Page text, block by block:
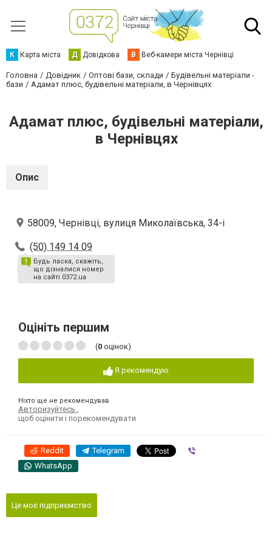
К Карта міста Д Довідкова В Веб-камери міста Чернівці
Головна Довідник Оптові бази, склади
Будівельні матеріали -
бази
Адамат плюс, будівельні матеріали, в Чернівцях
Адамат плюс, будівельні матеріали,
в Чернівцях
Опис
58009, Чернівці, вулиця Миколаївська, 34-і
(50) 149 14 09
Будь ласка, скажіть,
що дізналися номер
на сайті 0372.ua
Оцініть першим
(0 оцінок)
Я рекомендую
Ніхто ще не рекомендував
Авторизуйтесь
щоб оцінити і порекомендувати
Reddit Telegram
WhatsApp
Це моє підприємство